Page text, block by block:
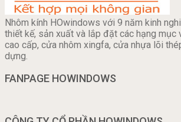
Nhôm kính HOwindows với 9 năm kinh
thiết kế, sản xuất và lắp đặt các hạng mục
cao cấp, cửa nhôm xingfa, cửa nhựa lõi
dựng.
FANPAGE HOWINDOWS